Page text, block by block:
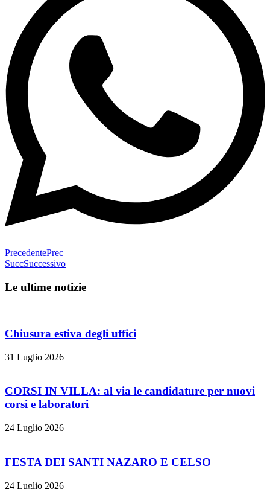
PrecedentePrec
SuccSuccessivo
Le ultime notizie
Chiusura estiva degli uffici
31 Luglio 2026
CORSI IN VILLA: al via le candidature per nuovi
corsi e laboratori
24 Luglio 2026
FESTA DEI SANTI NAZARO E CELSO
24 Luglio 2026